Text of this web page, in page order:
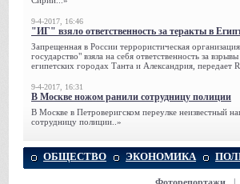
9-4-2017, 16:46
"ИГ" взяло ответственность за теракты в
Запрещенная в России террористическая
государство" взяла на себя ответственность за взрывы
египетских городах Танта и Александрия, передает
9-4-2017, 16:31
В Москве ножом ранили сотрудницу полиции
В Москве в Петроверигском переулке неизвестный
сотрудницу полиции..»
ОБЩЕСТВО ЭКОНОМИКА